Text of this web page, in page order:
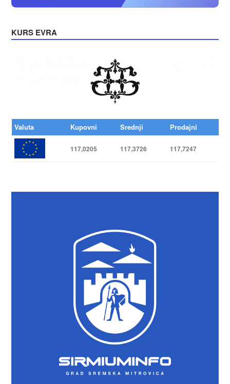
KURS EVRA
Valuta Kupovni Srednji Prodajni
117,0205 117,3726 117,7247